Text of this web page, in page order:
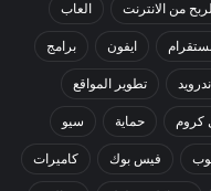
من الانترنت العاب
ايفون برامج
تطوير المواقع
كروم حماية سيو
فيس بوك كاميرات